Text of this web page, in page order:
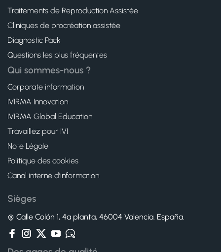
Traitements de Reproduction Assistée
Cliniques de procréation assistée
Diagnostic Pack
Questions les plus fréquentes
Qui sommes-nous ?
Corporate information
IVIRMA Innovation
IVIRMA Global Education
Travaillez pour IVI
Note Légale
Politique des cookies
Canal interne d’information
Sièges
Calle Colón 1, 4ª planta, 46004 Valencia. España.